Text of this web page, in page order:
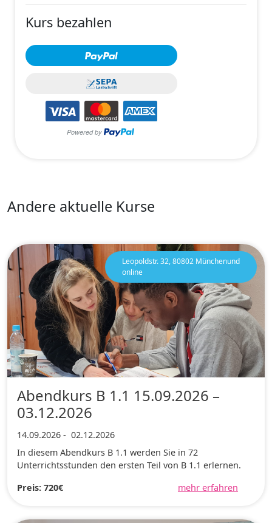
Kurs bezahlen
Andere aktuelle Kurse
Leopoldstr. 32, 80802 Münchenund
online
Abendkurs B 1.1 15.09.2026 –
03.12.2026
14.09.2026 - 02.12.2026
In diesem Abendkurs B 1.1 werden Sie in 72
Unterrichtsstunden den ersten Teil von B 1.1 erlernen.
Preis: 720€
mehr erfahren